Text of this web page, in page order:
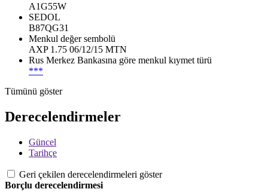
A1G55W
SEDOL
B87QG31
Menkul değer sembolü
AXP 1.75 06/12/15 MTN
Rus Merkez Bankasına göre menkul kıymet türü
***
Tümünü göster
Derecelendirmeler
Güncel
Tarihçe
Geri çekilen derecelendirmeleri göster
Borçlu derecelendirmesi